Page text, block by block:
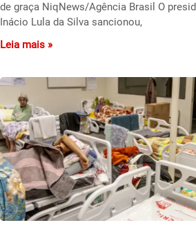
de graça NiqNews/Agência Brasil O
Inácio Lula da Silva sancionou,
Leia mais »